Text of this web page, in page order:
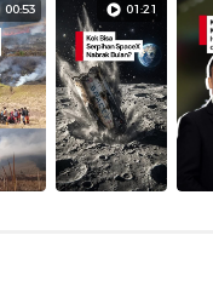
00:53 01:21